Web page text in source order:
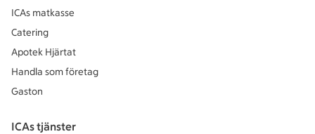
ICAs matkasse
Catering
Apotek Hjärtat
Handla som företag
Gaston
ICAs tjänster